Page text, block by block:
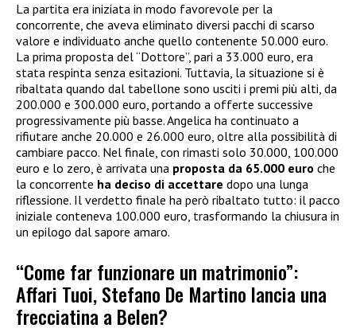
La partita era iniziata in modo favorevole per la
concorrente, che aveva eliminato diversi pacchi di scarso
valore e individuato anche quello contenente 50.000 euro.
La prima proposta del “Dottore”, pari a 33.000 euro, era
stata respinta senza esitazioni. Tuttavia, la situazione si è
ribaltata quando dal tabellone sono usciti i premi più alti, da
200.000 e 300.000 euro, portando a offerte successive
progressivamente più basse. Angelica ha continuato a
rifiutare anche 20.000 e 26.000 euro, oltre alla possibilità di
cambiare pacco. Nel finale, con rimasti solo 30.000, 100.000
euro e lo zero, è arrivata una proposta da 65.000 euro che
la concorrente ha deciso di accettare dopo una lunga
riflessione. Il verdetto finale ha però ribaltato tutto: il pacco
iniziale conteneva 100.000 euro, trasformando la chiusura in
un epilogo dal sapore amaro.
“Come far funzionare un matrimonio”:
Affari Tuoi, Stefano De Martino lancia una
frecciatina a Belen?